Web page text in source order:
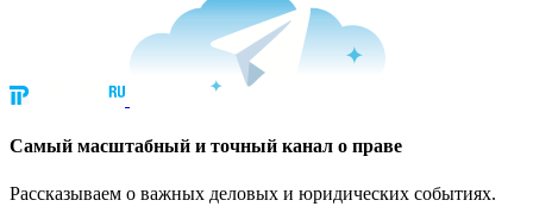
Cамый масштабный и точный канал о праве
Рассказываем о важных деловых и юридических событиях.